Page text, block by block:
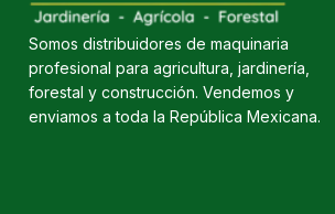
Somos distribuidores de maquinaria
profesional para agricultura, jardinería,
forestal y construcción. Vendemos y
enviamos a toda la República Mexicana.